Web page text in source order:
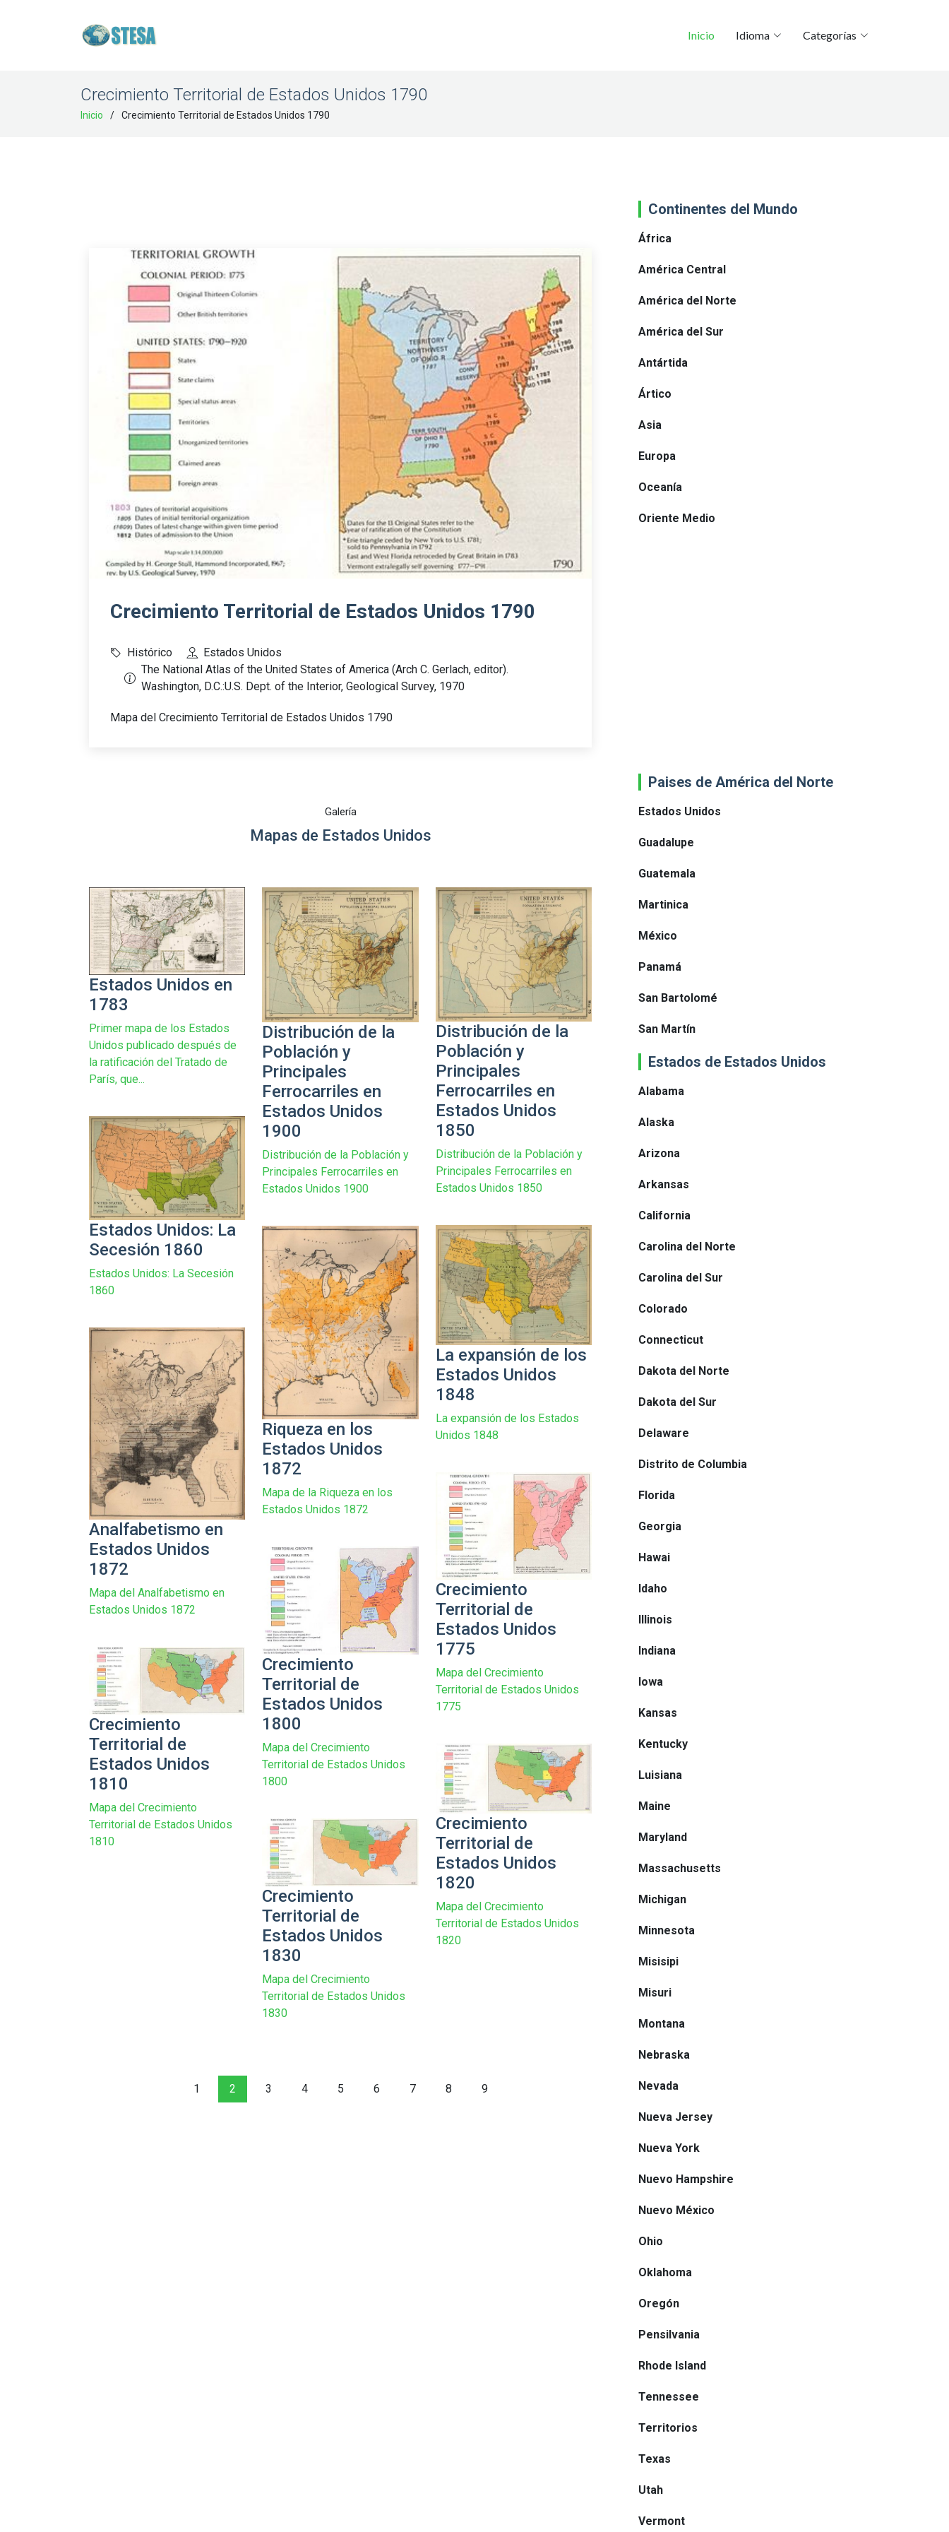
Inicio Idioma Categorías
Crecimiento Territorial de Estados Unidos 1790
Inicio Crecimiento Territorial de Estados Unidos 1790
Crecimiento Territorial de Estados Unidos 1790
Histórico
Estados Unidos
The National Atlas of the United States of America (Arch C. Gerlach, editor).
Washington, D.C.:U.S. Dept. of the Interior, Geological Survey, 1970
Mapa del Crecimiento Territorial de Estados Unidos 1790
Galería
Mapas de Estados Unidos
Estados Unidos en
1783
Primer mapa de los Estados
Unidos publicado después de
la ratificación del Tratado de
París, que...
Distribución de la
Población y
Principales
Ferrocarriles en
Estados Unidos
1900
Distribución de la Población y
Principales Ferrocarriles en
Estados Unidos 1900
Distribución de la
Población y
Principales
Ferrocarriles en
Estados Unidos
1850
Distribución de la Población y
Principales Ferrocarriles en
Estados Unidos 1850
Estados Unidos: La
Secesión 1860
Estados Unidos: La Secesión
1860
La expansión de los
Estados Unidos
1848
La expansión de los Estados
Unidos 1848
Riqueza en los
Estados Unidos
1872
Mapa de la Riqueza en los
Estados Unidos 1872
Analfabetismo en
Estados Unidos
1872
Mapa del Analfabetismo en
Estados Unidos 1872
Crecimiento
Territorial de
Estados Unidos
1775
Mapa del Crecimiento
Territorial de Estados Unidos
1775
Crecimiento
Territorial de
Estados Unidos
1800
Mapa del Crecimiento
Territorial de Estados Unidos
1800
Crecimiento
Territorial de
Estados Unidos
1810
Mapa del Crecimiento
Territorial de Estados Unidos
1810
Crecimiento
Territorial de
Estados Unidos
1820
Mapa del Crecimiento
Territorial de Estados Unidos
1820
Crecimiento
Territorial de
Estados Unidos
1830
Mapa del Crecimiento
Territorial de Estados Unidos
1830
1 2 3 4 5 6 7 8 9
Continentes del Mundo
África
América Central
América del Norte
América del Sur
Antártida
Ártico
Asia
Europa
Oceanía
Oriente Medio
Paises de América del Norte
Estados Unidos
Guadalupe
Guatemala
Martinica
México
Panamá
San Bartolomé
San Martín
Estados de Estados Unidos
Alabama
Alaska
Arizona
Arkansas
California
Carolina del Norte
Carolina del Sur
Colorado
Connecticut
Dakota del Norte
Dakota del Sur
Delaware
Distrito de Columbia
Florida
Georgia
Hawai
Idaho
Illinois
Indiana
Iowa
Kansas
Kentucky
Luisiana
Maine
Maryland
Massachusetts
Michigan
Minnesota
Misisipi
Misuri
Montana
Nebraska
Nevada
Nueva Jersey
Nueva York
Nuevo Hampshire
Nuevo México
Ohio
Oklahoma
Oregón
Pensilvania
Rhode Island
Tennessee
Territorios
Texas
Utah
Vermont